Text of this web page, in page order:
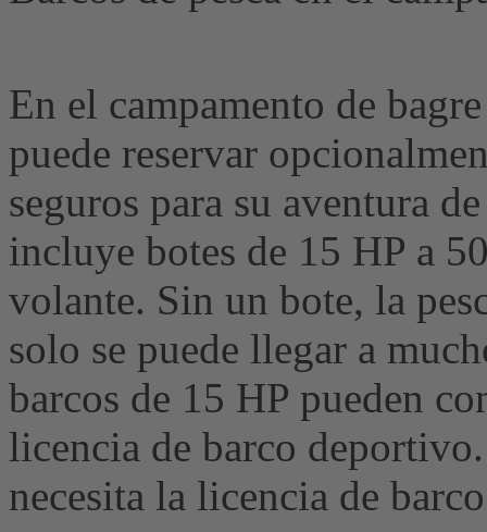
En el campamento de
puede reservar
seguros para su aventura
incluye botes de 15 HP a
volante. Sin un bote, la
solo se puede llegar a
barcos de 15 HP pueden
licencia de barco
necesita la licencia de